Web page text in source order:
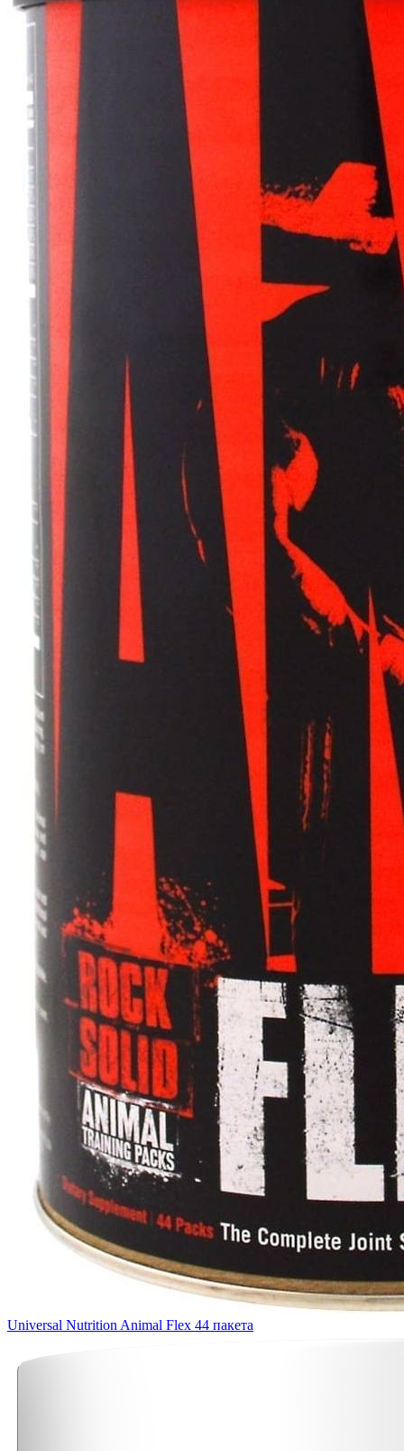
Universal Nutrition Animal Flex 44 пакета